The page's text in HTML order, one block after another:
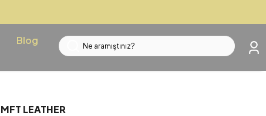
Blog
MFT LEATHER